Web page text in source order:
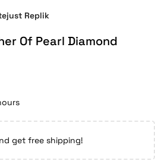
Replik
Of Pearl Diamond
get free shipping!